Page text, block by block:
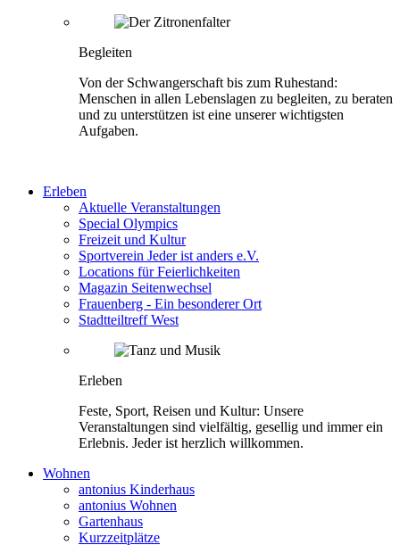
Begleiten
Von der Schwangerschaft bis zum Ruhestand:
Menschen in allen Lebenslagen zu begleiten, zu beraten
und zu unterstützen ist eine unserer wichtigsten
Aufgaben.
Erleben
Aktuelle Veranstaltungen
Special Olympics
Freizeit und Kultur
Sportverein Jeder ist anders e.V.
Locations für Feierlichkeiten
Magazin Seitenwechsel
Frauenberg - Ein besonderer Ort
Stadtteiltreff West
Erleben
Feste, Sport, Reisen und Kultur: Unsere
Veranstaltungen sind vielfältig, gesellig und immer ein
Erlebnis. Jeder ist herzlich willkommen.
Wohnen
antonius Kinderhaus
antonius Wohnen
Gartenhaus
Kurzzeitplätze